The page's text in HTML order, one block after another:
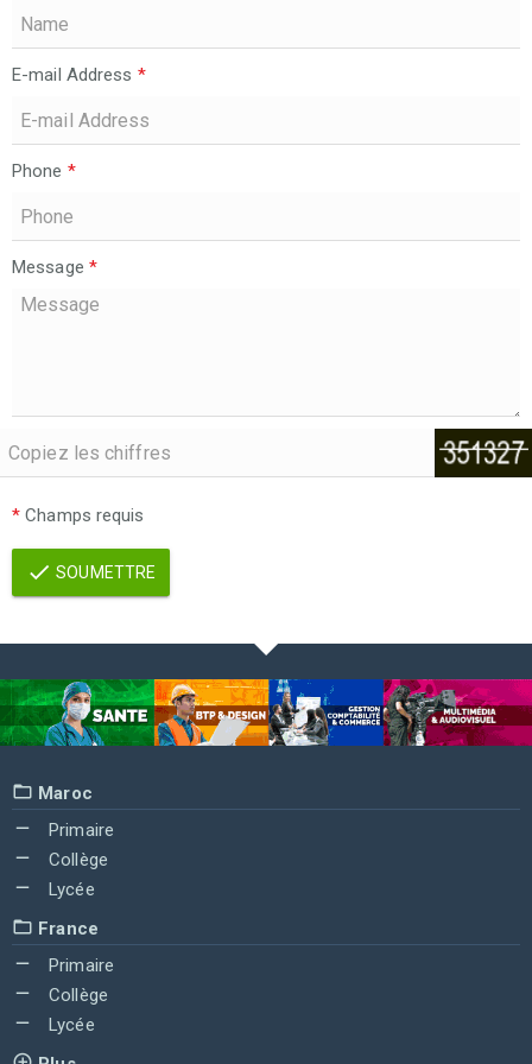
E-mail Address *
Phone *
Message *
* Champs requis
SOUMETTRE
Maroc
Primaire
Collège
Lycée
France
Primaire
Collège
Lycée